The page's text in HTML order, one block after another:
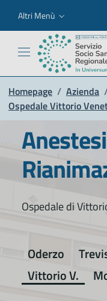
Altri Menù
Homepage / Azienda
Ospedale Vittorio
Ospedale di
Oderzo
Vittorio V.